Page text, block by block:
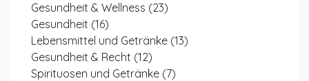
Gesundheit & Wellness (23)
Gesundheit (16)
Lebensmittel und Getränke (13)
Gesundheit & Recht (12)
Spirituosen und Getränke (7)